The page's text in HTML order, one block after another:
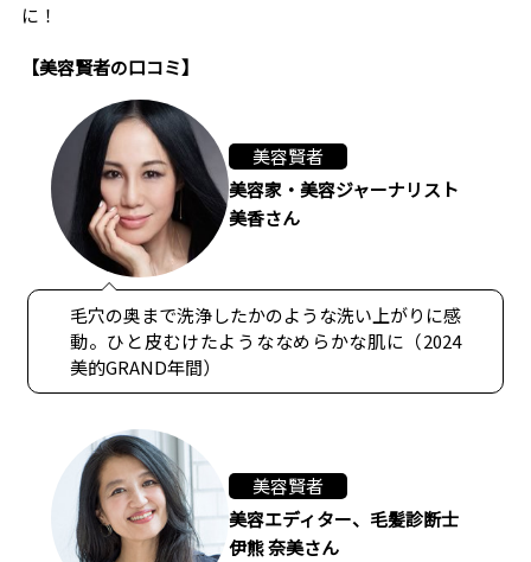
に！
【美容賢者の口コミ】
美容賢者
美容家・美容ジャーナリスト
美香さん
毛穴の奥まで洗浄したかのような洗い上がりに感
動。ひと皮むけたようななめらかな肌に（2024
美的GRAND年間）
美容賢者
美容エディター、毛髪診断士
伊熊 奈美さん